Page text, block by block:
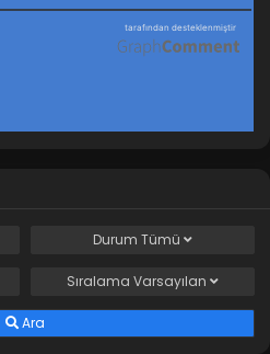
Durum Tümü
Sıralama Varsayılan
Ara